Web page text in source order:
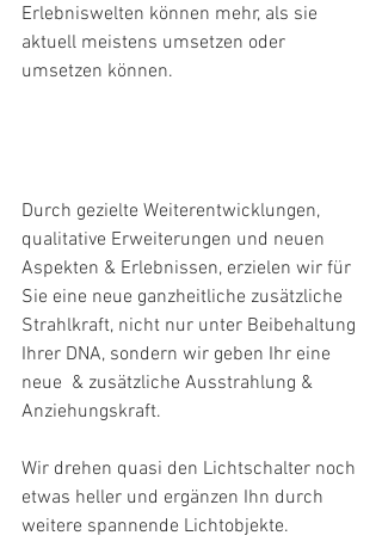
Erlebniswelten können mehr, als sie
aktuell meistens umsetzen oder
umsetzen können.
Durch gezielte Weiterentwicklungen,
qualitative Erweiterungen und neuen
Aspekten & Erlebnissen, erzielen wir für
Sie eine neue ganzheitliche zusätzliche
Strahlkraft, nicht nur unter Beibehaltung
Ihrer DNA, sondern wir geben Ihr eine
neue  & zusätzliche Ausstrahlung &
Anziehungskraft.
Wir drehen quasi den Lichtschalter noch
etwas heller und ergänzen Ihn durch
weitere spannende Lichtobjekte.